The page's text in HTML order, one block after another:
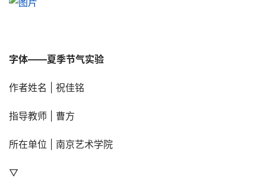
字体——夏季节气实验
作者姓名 | 祝佳铭
指导教师 | 曹方
所在单位 | 南京艺术学院
▽